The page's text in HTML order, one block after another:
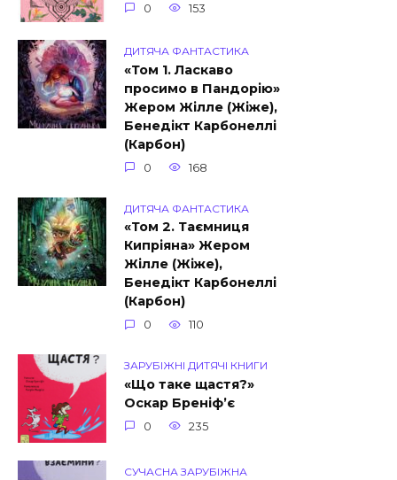
0 153
ДИТЯЧА ФАНТАСТИКА
«Том 1. Ласкаво
просимо в Пандорію»
Жером Жілле (Жіже),
Бенедікт Карбонеллі
(Карбон)
0 168
ДИТЯЧА ФАНТАСТИКА
«Том 2. Таємниця
Кипріяна» Жером
Жілле (Жіже),
Бенедікт Карбонеллі
(Карбон)
0 110
ЗАРУБІЖНІ ДИТЯЧІ КНИГИ
«Що таке щастя?»
Оскар Бреніф’є
0 235
СУЧАСНА ЗАРУБІЖНА